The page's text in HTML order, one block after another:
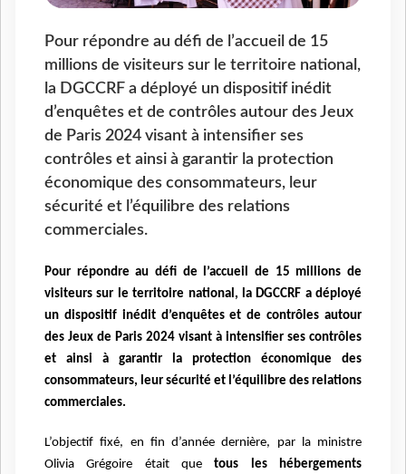
Pour répondre au défi de l’accueil de 15
millions de visiteurs sur le territoire national,
la DGCCRF a déployé un dispositif inédit
d’enquêtes et de contrôles autour des Jeux
de Paris 2024 visant à intensifier ses
contrôles et ainsi à garantir la protection
économique des consommateurs, leur
sécurité et l’équilibre des relations
commerciales.
Pour répondre au défi de l’accueil de 15 millions de
visiteurs sur le territoire national, la DGCCRF a déployé
un dispositif inédit d’enquêtes et de contrôles autour
des Jeux de Paris 2024 visant à intensifier ses contrôles
et ainsi à garantir la protection économique des
consommateurs, leur sécurité et l’équilibre des relations
commerciales.
L’objectif fixé, en fin d’année dernière, par la ministre
Olivia Grégoire était quetous les hébergements